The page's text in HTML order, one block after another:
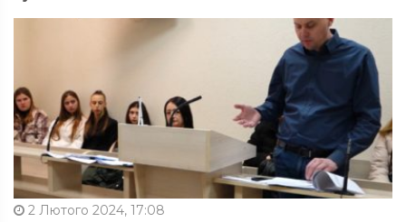
2 Лютого 2024, 17:08